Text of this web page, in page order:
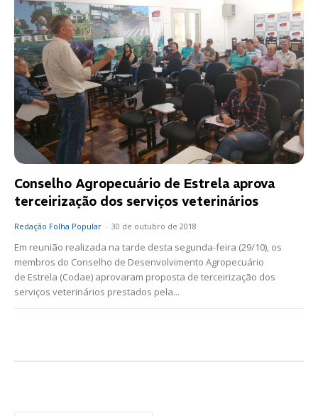
Conselho Agropecuário de Estrela aprova
terceirização dos serviços veterinários
Redação Folha Popular - 30 de outubro de 2018
Em reunião realizada na tarde desta segunda-feira (29/10), os
membros do Conselho de Desenvolvimento Agropecuário
de Estrela (Codae) aprovaram proposta de terceirização dos
serviços veterinários prestados pela...